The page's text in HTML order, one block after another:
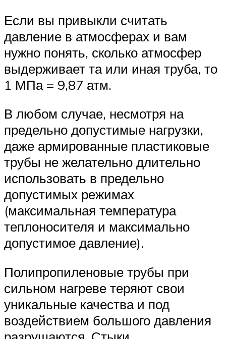
Если вы привыкли считать
давление в атмосферах и вам
нужно понять, сколько атмосфер
выдерживает та или иная труба, то
1 МПа = 9,87 атм.
В любом случае, несмотря на
предельно допустимые нагрузки,
даже армированные пластиковые
трубы не желательно длительно
использовать в предельно
допустимых режимах
(максимальная температура
теплоносителя и максимально
допустимое давление).
Полипропиленовые трубы при
сильном нагреве теряют свои
уникальные качества и под
воздействием большого давления